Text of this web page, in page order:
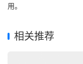
用。
相关推荐